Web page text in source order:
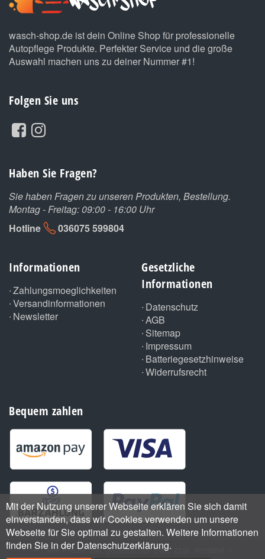
wasch-shop.de ist dein Online Shop für professionelle
Autopflege Produkte. Perfekter Service und die große
Auswahl machen uns zu deiner Nummer #1!
Folgen Sie uns
Haben Sie Fragen?
Sie haben Fragen zu unseren Produkten, Bestellung.
Montag - Freitag: 09:00 - 16:00 Uhr
Hotline
036075 599804
Informationen
Zahlungsmoeglichkeiten
Versandinformationen
Newsletter
Gesetzliche
Informationen
Datenschutz
AGB
Sitemap
Impressum
Batteriegesetzhinweise
Widerrufsrecht
Bequem zahlen
•*Alle Preise inkl. gesetzlicher USt., zzgl.
Mit der Nutzung unserer Webseite erklären Sie sich damit
einverstanden, dass wir Cookies verwenden um unsere
Webseite für Sie optimal zu gestalten. Weitere Informationen
finden Sie in der Datenschutzerklärung.